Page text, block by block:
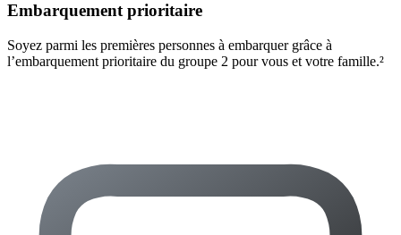
Embarquement prioritaire
Soyez parmi les premières personnes à embarquer grâce à
l’embarquement prioritaire du groupe 2 pour vous et votre famille.²